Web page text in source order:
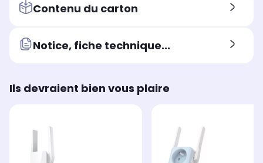
Contenu du carton
Notice, fiche technique...
Ils devraient bien vous plaire